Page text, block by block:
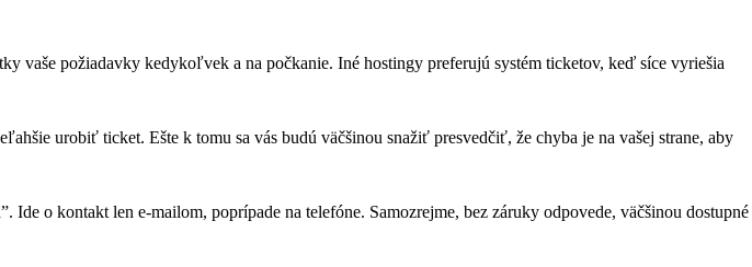
vaše požiadavky kedykoľvek a na počkanie. Iné hostingy preferujú systém ticketov, keď síce vyriešia
urobiť ticket. Ešte k tomu sa vás budú väčšinou snažiť presvedčiť, že chyba je na vašej strane, aby
o kontakt len e-mailom, poprípade na telefóne. Samozrejme, bez záruky odpovede, väčšinou dostupné